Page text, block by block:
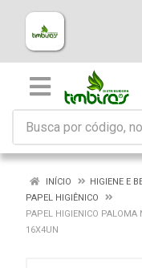
INÍCIO
HIGIENE E
PAPEL HIGIÊNICO
PAPEL HIGIENICO PALOMA
16X4UN